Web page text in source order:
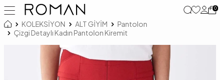
0
KOLEKSİYON ALT GİYİM
Pantolon
Çizgi Detaylı Kadın Pantolon Kiremit